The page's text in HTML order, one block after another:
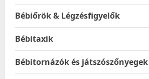
Bébiőrök & Légzésfigyelők
Bébitaxik
Bébitornázók és játszószőnyegek